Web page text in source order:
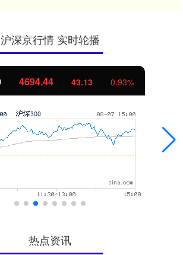
沪深京行情 实时轮播
1134.24 11.37 1.01%
热点资讯